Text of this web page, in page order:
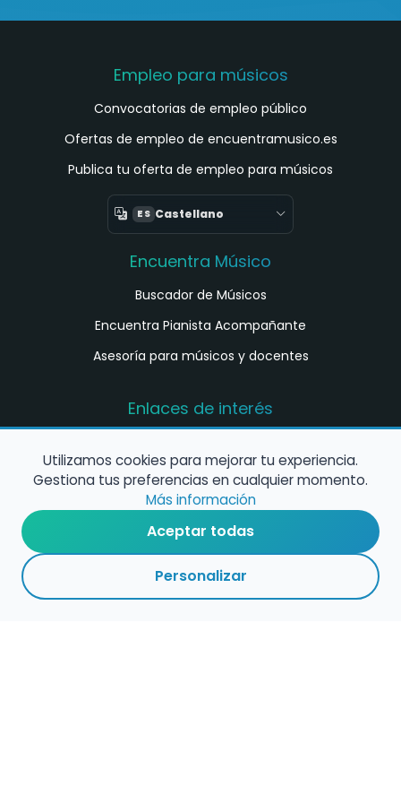
Empleo para músicos
Convocatorias de empleo público
Ofertas de empleo de encuentramusico.es
Publica tu oferta de empleo para músicos
ES Castellano
Encuentra Músico
Buscador de Músicos
Encuentra Pianista Acompañante
Asesoría para músicos y docentes
Enlaces de interés
música en España
Configura alertas de empleo
Contacta con nosotros
Utilizamos cookies para mejorar tu experiencia.
Gestiona tus preferencias en cualquier momento.
Más información
Aceptar todas
Personalizar